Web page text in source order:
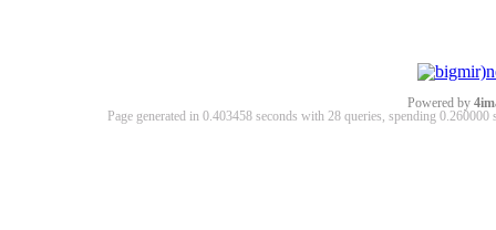
Powered by
Page generated in 0.403458 seconds with 28 queries, spending